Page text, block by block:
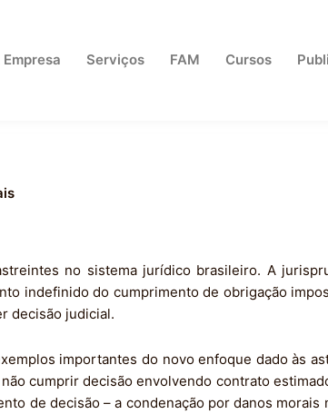
Empresa Serviços FAM Cursos
no sistema jurídico brasileiro. A
indefinido do cumprimento de obrigação
decisão judicial.
importantes do novo enfoque dado às
cumprir decisão envolvendo contrato
de decisão – a condenação por danos morais